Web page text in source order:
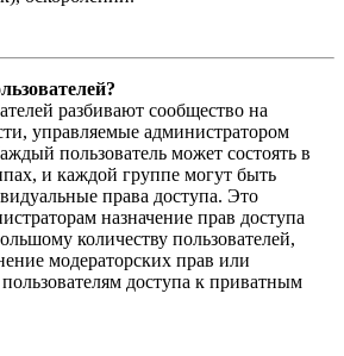
разбивают сообщество на
управляемые администратором
пользователь может состоять в
и каждой группе могут быть
права доступа. Это
назначение прав доступа
количеству пользователей,
модераторских прав или
доступа к приватным